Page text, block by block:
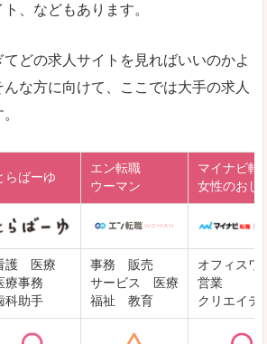
、などもあります。
てどの求人サイトを見ればいいのかよ
んな方に向けて、ここでは大手の求人
らばーゆ
エン転職
ウーマン
マイナビ転
女性のおし
護 医療
療事務
科助手
事務 販売
サービス 医療
福祉 教育
オフィスワ
営業
クリエイテ